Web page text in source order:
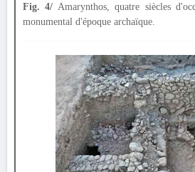
Fig. 4/ Amarynthos, quatre siècles
monumental d'époque archaïque.